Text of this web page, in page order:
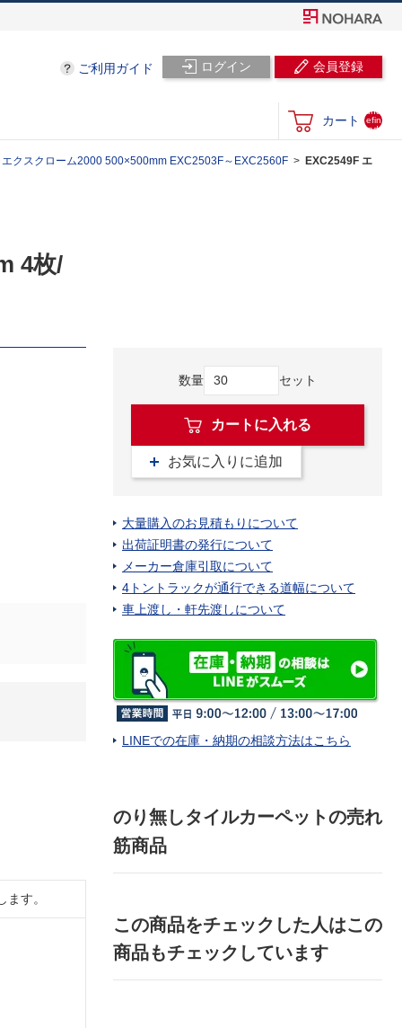
ログイン 会員登録
ご利用ガイド
カート
und
efin
ed
エクスクローム2000 500×500mm EXC2503F～EXC2560F
EXC2549F エ
4枚/
数量 セット
カートに入れる
お気に入りに追加
大量購入のお見積もりについて
出荷証明書の発行について
メーカー倉庫引取について
4トントラックが通行できる道幅について
車上渡し・軒先渡しについて
LINEでの在庫・納期の相談方法はこちら
す。
のり無しタイルカーペットの売れ
筋商品
この商品をチェックした人はこの
商品もチェックしています